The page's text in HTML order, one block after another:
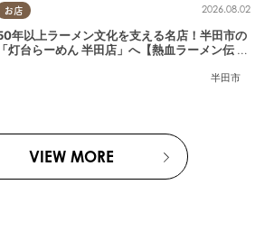
お店
半田市
2026.08.02
年以上ラーメン文化を支える名店！半田市の
「灯台らーめん 半田店」へ【熱血ラーメン伝 8
VIEW MORE